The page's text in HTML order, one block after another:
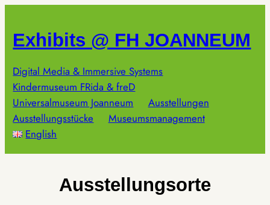
springen
Exhibits @ FH JOANNEUM
Digital Media & Immersive Systems
Kindermuseum FRida & freD
Universalmuseum Joanneum
Ausstellungen
Ausstellungsstücke
Museumsmanagement
English
Ausstellungsorte